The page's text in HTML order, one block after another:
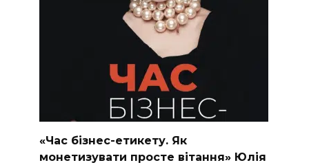
«Час бізнес-етикету. Як
монетизувати просте вітання» Юлія